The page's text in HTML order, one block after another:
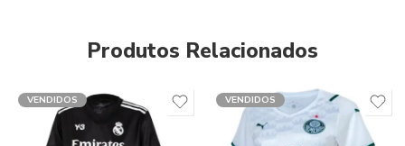
Produtos Relacionados
VENDIDOS VENDIDOS